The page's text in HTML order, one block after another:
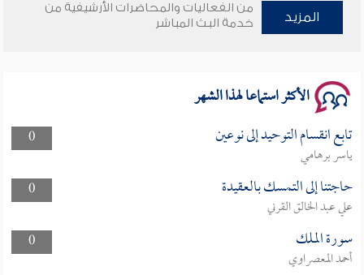
سلسلة محاضرات نفحات رمضانية 1444هـ
المزيد
من الفعاليات والمحاضرات الأرشيفية من
خدمة البث المباشر
الأكثر استماعا لهذا الشهر
0 تابع انقسام التوحيد إلى نوعين
ياسر برهامي
0
حاجتنا إلى التمسك بالعقيدة
علي عبد الخالق القرني
0
سورة الملك
أحمد المعصراوي